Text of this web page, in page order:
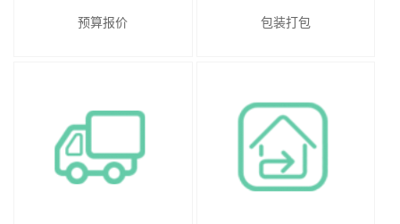
预算报价 包装打包